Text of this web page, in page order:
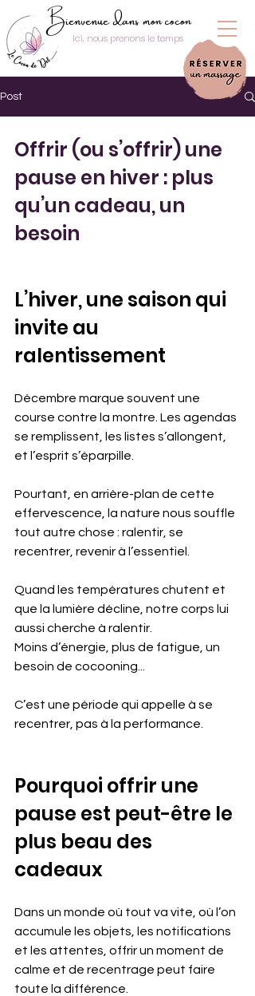
Bienvenue dans mon cocon
Ici, nous prenons le temps
Post
Offrir (ou s’offrir) une
pause en hiver : plus
qu’un cadeau, un
besoin
L’hiver, une saison qui
invite au
ralentissement
Décembre marque souvent une
course contre la montre. Les agendas
se remplissent, les listes s’allongent,
et l’esprit s’éparpille.
Pourtant, en arrière-plan de cette
effervescence, la nature nous souffle
tout autre chose : ralentir, se
recentrer, revenir à l’essentiel.
Quand les températures chutent et
que la lumière décline, notre corps lui
aussi cherche à ralentir.
Moins d’énergie, plus de fatigue, un
besoin de cocooning...
C’est une période qui appelle à se
recentrer, pas à la performance.
Pourquoi offrir une
pause est peut-être le
plus beau des
cadeaux
Dans un monde où tout va vite, où l’on
accumule les objets, les notifications
et les attentes, offrir un moment de
calme et de recentrage peut faire
toute la différence.